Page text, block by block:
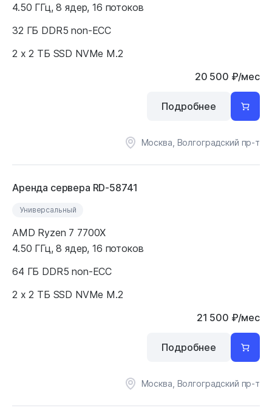
4.50 ГГц, 8 ядер, 16 потоков
32 ГБ DDR5 non-ECC
2 x 2 ТБ SSD NVMe M.2
20 500 ₽/мес
Москва, Волгоградский пр-т
Подробнее
Аренда сервера RD-58741
Универсальный
AMD Ryzen 7 7700X
4.50 ГГц, 8 ядер, 16 потоков
64 ГБ DDR5 non-ECC
2 x 2 ТБ SSD NVMe M.2
21 500 ₽/мес
Москва, Волгоградский пр-т
Подробнее